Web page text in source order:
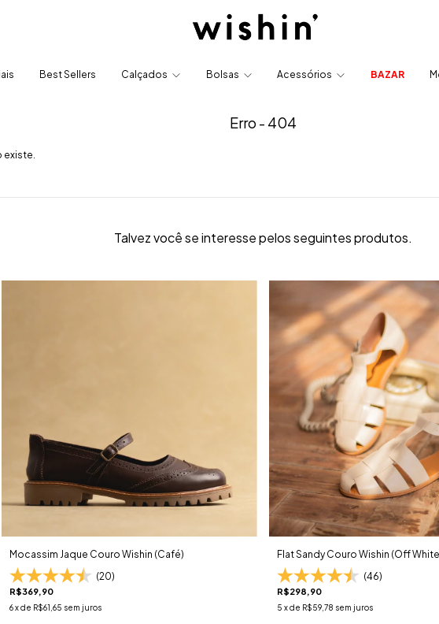
Best Sellers Calçados Bolsas Acessórios BAZAR
Erro - 404
existe.
Talvez você se interesse pelos seguintes produtos.
Mocassim Jaque Couro Wishin (Café)
(20)
R$369,90
6x de R$61,65 sem juros
Flat Sandy Couro Wishin (Off
(46)
R$298,90
5 x de R$59,78 sem juros